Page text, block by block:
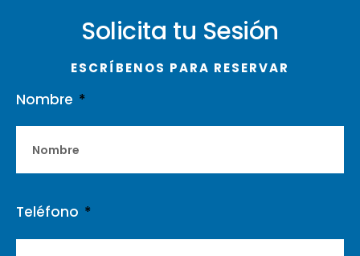
Solicita tu Sesión
ESCRÍBENOS PARA RESERVAR
Nombre
Teléfono